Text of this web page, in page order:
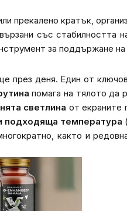
прекалено кратък,
със стабилността
за поддържане на
през деня. Един от
помага на тялото да
светлина от екраните
подходяща температура
както и